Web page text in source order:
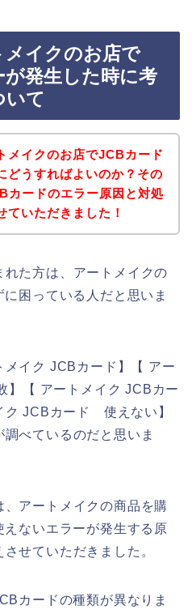
メイクのお店で
発生した時に考
いて
メイクのお店でJCBカード
どうすればよいのか？その
カードのエラー原因と対処
ていただきました！
た方は、アートメイクの
困っている人だと思いま
イク JCBカード】【 アー
【 アートメイク JCBカー
JCBカード 使えない】
べているのだと思いま
アートメイクの商品を購
ないエラーが発生する原
せていただきました。
カードの種類が異なりま